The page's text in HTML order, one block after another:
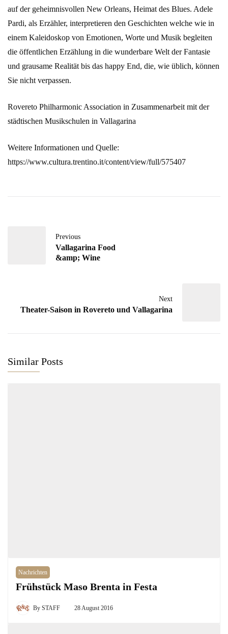
auf der geheimnisvollen New Orleans, Heimat des Blues. Adele
Pardi, als Erzähler, interpretieren den Geschichten welche wie in
einem Kaleidoskop von Emotionen, Worte und Musik begleiten
die öffentlichen Erzählung in die wunderbare Welt der Fantasie
und grausame Realität bis das happy End, die, wie üblich, können
Sie nicht verpassen.
Rovereto Philharmonic Association in Zusammenarbeit mit der
städtischen Musikschulen in Vallagarina
Weitere Informationen und Quelle:
https://www.cultura.trentino.it/content/view/full/575407
Previous
Vallagarina Food
&amp; Wine
Next
Theater-Saison in Rovereto und Vallagarina
Similar Posts
Nachrichten
Frühstück Maso Brenta in Festa
By STAFF 28 August 2016